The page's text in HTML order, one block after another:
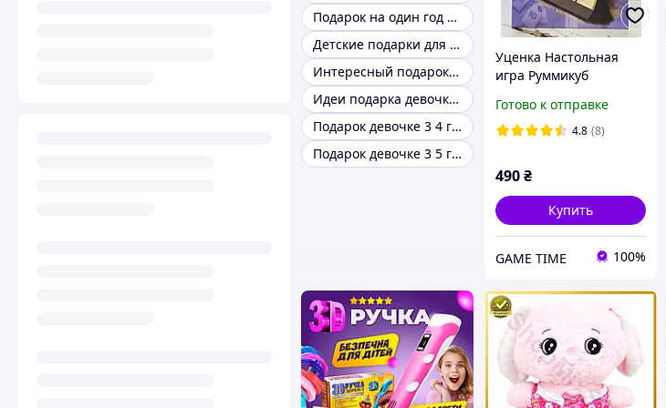
Подарок на один год девочке
Детские подарки для детей
Интересный подарок девочке 5 лет
Идеи подарка девочке 8 лет
Подарок девочке 3 4 года
Подарок девочке 3 5 года
Уценка Настольная
игра Руммикуб
+ в подарок правила с
переводом
Готово к отправке
4.8 (8)
490₴
Купить
GAME TIME 100%